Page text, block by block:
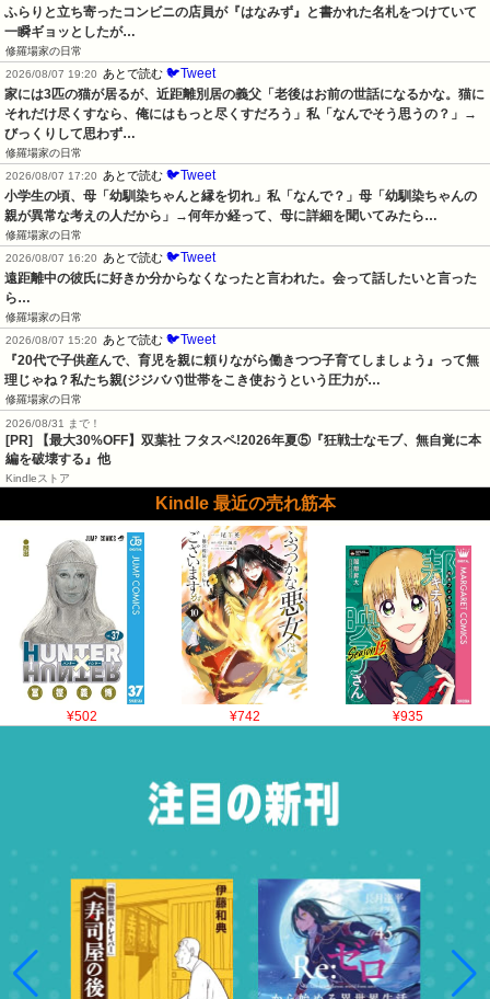
ふらりと立ち寄ったコンビニの店員が『はなみず』と書かれた名札をつけていて
一瞬ギョッとしたが…
修羅場家の日常
2026/08/07 19:20
あとで読む 🐦Tweet
家には3匹の猫が居るが、近距離別居の義父「老後はお前の世話になるかな。猫に
それだけ尽くすなら、俺にはもっと尽くすだろう」私「なんでそう思うの？」→
びっくりして思わず…
修羅場家の日常
2026/08/07 17:20
あとで読む 🐦Tweet
小学生の頃、母「幼馴染ちゃんと縁を切れ」私「なんで？」母「幼馴染ちゃんの
親が異常な考えの人だから」→何年か経って、母に詳細を聞いてみたら…
修羅場家の日常
2026/08/07 16:20
あとで読む 🐦Tweet
遠距離中の彼氏に好きか分からなくなったと言われた。会って話したいと言った
ら…
修羅場家の日常
2026/08/07 15:20
あとで読む 🐦Tweet
『20代で子供産んで、育児を親に頼りながら働きつつ子育てしましょう』って無
理じゃね？私たち親(ジジババ)世帯をこき使おうという圧力が…
修羅場家の日常
2026/08/31 まで！
[PR] 【最大30%OFF】双葉社 フタスペ!2026年夏⑤『狂戦士なモブ、無自覚に本
編を破壊する』他
Kindleストア
Kindle 最近の売れ筋本
¥502 ¥742 ¥935